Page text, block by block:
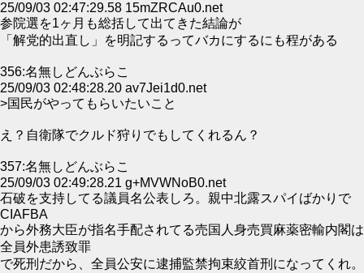
25/09/03 02:47:29.58 15mZRCAu0.net
参院選を1ヶ月も総括して出てきた結論が
「解党的出直し」を明記するってバカにするにも程がある
356:名無しどんぶらこ
25/09/03 02:48:28.20 av7Jei1d0.net
>国民がやってもらいたいこと
え？自衛隊でクルド狩りでもしてくれるん？
357:名無しどんぶらこ
25/09/03 02:49:28.21 g+MVWNoB0.net
石破を支持してる議員名公表しろ。親中北露スパイばかりで
CIAFBA
から外務大臣が指名手配されてる売国人身売買麻薬密輸内閣は
全員外患誘致罪
で死刑だから、全員公安に逮捕監禁拘束絞首刑になってくれ。